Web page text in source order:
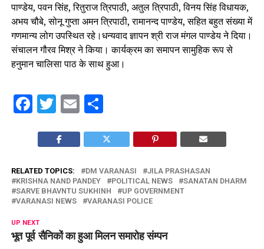
पाण्डेय, पवन सिंह, रितुराज त्रिपाठी, अतुल त्रिपाठी, विनय सिंह विधायक,
अभय चौबे, सोनू गुप्ता अमन त्रिपाठी, रामानन्द पाण्डेय, सहित बहुत संख्या में
गणमान्य लोग उपस्थित रहे।धन्यवाद ज्ञापन श्री राज मंगल पाण्डेय ने दिया।
संचालन गौरव मिश्र ने किया। कार्यक्रम का समापन सामुहिक रूप से
हनुमान चालिसा पाठ के साथ हुआ।
Facebook
Twitter
EmailShare
RELATED TOPICS: DM VARANASI
JILA PRASHASAN
KRISHNA NAND PANDEY
POLITICAL NEWS
SANATAN DHARM
SARVE BHAVNTU SUKHINH
UP GOVERNMENT
VARANASI NEWS
VARANASI POLICE
UP NEXT
भूत पूर्व सैनिकों का हुआ मिलन समारोह संम्पन